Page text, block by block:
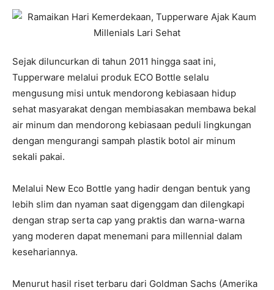
Sejak diluncurkan di tahun 2011 hingga saat ini,
Tupperware melalui produk ECO Bottle selalu
mengusung misi untuk mendorong kebiasaan hidup
sehat masyarakat dengan membiasakan membawa bekal
air minum dan mendorong kebiasaan peduli lingkungan
dengan mengurangi sampah plastik botol air minum
sekali pakai.
Melalui New Eco Bottle yang hadir dengan bentuk yang
lebih slim dan nyaman saat digenggam dan dilengkapi
dengan strap serta cap yang praktis dan warna-warna
yang moderen dapat menemani para millennial dalam
kesehariannya.
Menurut hasil riset terbaru dari Goldman Sachs (Amerika